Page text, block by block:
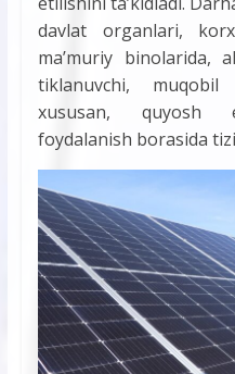
davlat organlari,
maʼmuriy binolarida,
tiklanuvchi, muqobil
xususan, quyosh
foydalanish borasida